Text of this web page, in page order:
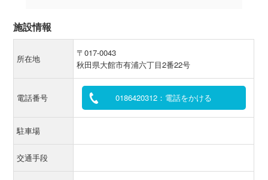
施設情報
所在地
〒017-0043
秋田県大館市有浦六丁目2番22号
電話番号 0186420312：電話をかける
駐車場
交通手段